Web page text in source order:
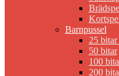
Barnpussel
25
50 bitar
100
200